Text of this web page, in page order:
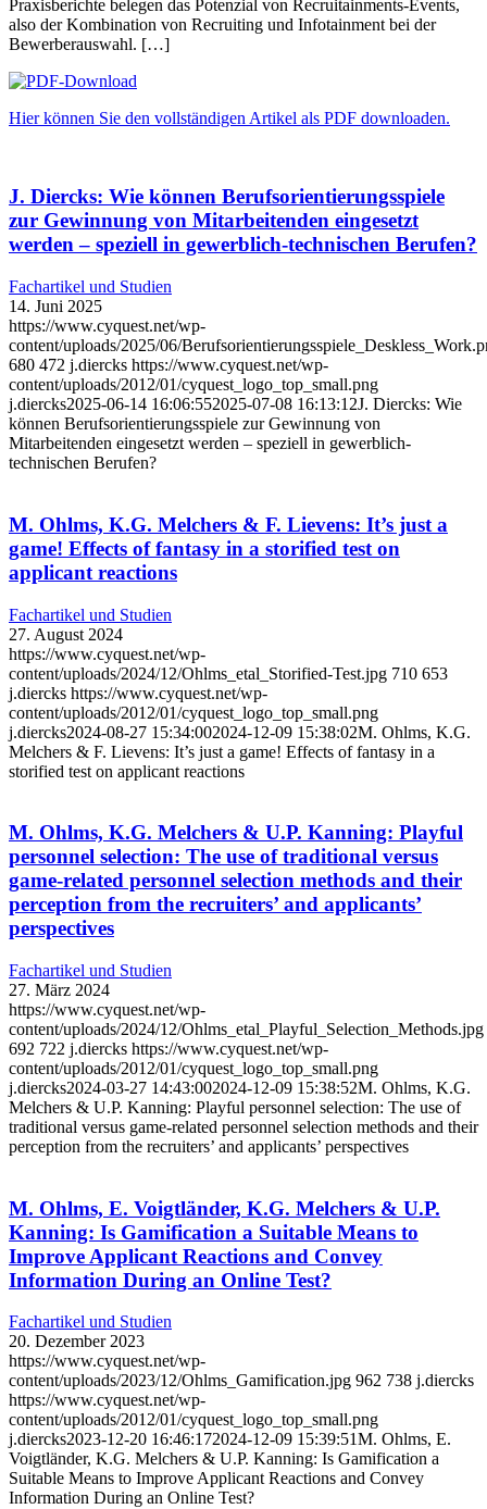
Praxisberichte belegen das Potenzial von Recruitainments-Events,
also der Kombination von Recruiting und Infotainment bei der
Bewerberauswahl. […]
Hier können Sie den vollständigen Artikel als PDF downloaden.
J. Diercks: Wie können Berufsorientierungsspiele
zur Gewinnung von Mitarbeitenden eingesetzt
werden – speziell in gewerblich-technischen Berufen?
Fachartikel und Studien
14. Juni 2025
https://www.cyquest.net/wp-
content/uploads/2025/06/
680 472 j.diercks https://www.cyquest.net/wp-
content/uploads/2012/01/cyquest_logo_top_small.png
j.diercks2025-06-14 16:06:552025-07-08 16:13:12J. Diercks: Wie
können Berufsorientierungsspiele zur Gewinnung von
Mitarbeitenden eingesetzt werden – speziell in gewerblich-
technischen Berufen?
M. Ohlms, K.G. Melchers & F. Lievens: It’s just a
game! Effects of fantasy in a storified test on
applicant reactions
Fachartikel und Studien
27. August 2024
https://www.cyquest.net/wp-
content/uploads/2024/12/Ohlms_etal_Storified-Test.jpg 710 653
j.diercks https://www.cyquest.net/wp-
content/uploads/2012/01/cyquest_logo_top_small.png
j.diercks2024-08-27 15:34:002024-12-09 15:38:02M. Ohlms, K.G.
Melchers & F. Lievens: It’s just a game! Effects of fantasy in a
storified test on applicant reactions
M. Ohlms, K.G. Melchers & U.P. Kanning: Playful
personnel selection: The use of traditional versus
game-related personnel selection methods and their
perception from the recruiters’ and applicants’
perspectives
Fachartikel und Studien
27. März 2024
https://www.cyquest.net/wp-
content/uploads/2024/12/Ohlms_etal_Playful_Selection_Methods.jpg
692 722 j.diercks https://www.cyquest.net/wp-
content/uploads/2012/01/cyquest_logo_top_small.png
j.diercks2024-03-27 14:43:002024-12-09 15:38:52M. Ohlms, K.G.
Melchers & U.P. Kanning: Playful personnel selection: The use of
traditional versus game-related personnel selection methods and their
perception from the recruiters’ and applicants’ perspectives
M. Ohlms, E. Voigtländer, K.G. Melchers & U.P.
Kanning: Is Gamification a Suitable Means to
Improve Applicant Reactions and Convey
Information During an Online Test?
Fachartikel und Studien
20. Dezember 2023
https://www.cyquest.net/wp-
content/uploads/2023/12/Ohlms_Gamification.jpg 962 738 j.diercks
https://www.cyquest.net/wp-
content/uploads/2012/01/cyquest_logo_top_small.png
j.diercks2023-12-20 16:46:172024-12-09 15:39:51M. Ohlms, E.
Voigtländer, K.G. Melchers & U.P. Kanning: Is Gamification a
Suitable Means to Improve Applicant Reactions and Convey
Information During an Online Test?